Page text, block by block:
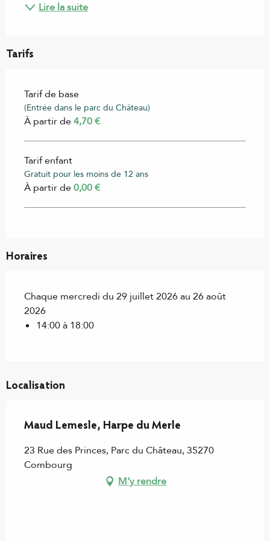
Lire la suite
Tarifs
Tarif de base
(Entrée dans le parc du Château)
À partir de4,70 €
Tarif enfant
Gratuit pour les moins de 12 ans
À partir de0,00 €
Horaires
Chaque mercredi du 29 juillet 2026 au 26 août
2026
14:00 à 18:00
Localisation
Maud Lemesle, Harpe du Merle
23 Rue des Princes, Parc du Château, 35270
Combourg
M'y rendre